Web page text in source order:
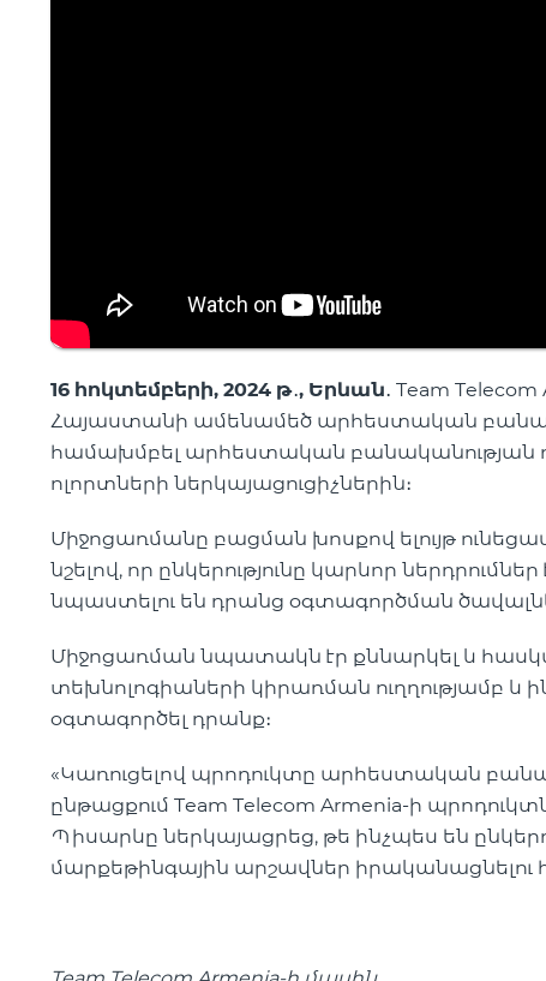
16 հոկտեմբերի, 2024 թ․, Երևան․ Team
Հայաստանի ամենամեծ արհեստական
համախմբել արհեստական բանականության
ոլորտների ներկայացուցիչներին։
Միջոցառմանը բացման խոսքով ելույթ
նշելով, որ ընկերությունը կարևոր
նպաստելու են դրանց օգտագործման
Միջոցառման նպատակն էր քննարկել և
տեխնոլոգիաների կիրառման ուղղությամբ և
օգտագործել դրանք։
«Կառուցելով պրոդուկտը արհեստական
ընթացքում Team Telecom Armenia-ի
Պիսարևը ներկայացրեց, թե ինչպես են
մարքեթինգային արշավներ իրականացնելու